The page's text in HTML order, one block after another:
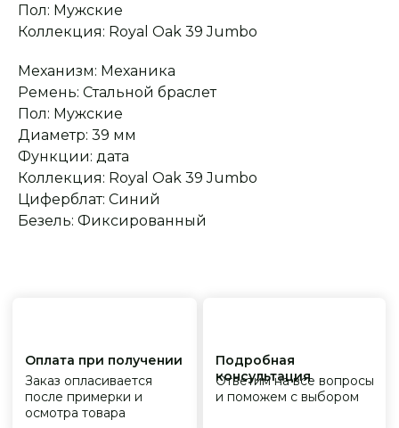
Пол: Мужские
Коллекция: Royal Oak 39 Jumbo
Механизм: Механика
Ремень: Стальной браслет
Пол: Мужские
Диаметр: 39 мм
Функции: дата
Коллекция: Royal Oak 39 Jumbo
Циферблат: Синий
Безель: Фиксированный
Сервисное
обслуживание
На все товары
гарантийные
обязательства
Превосходное исполнение
от ведущих и именитых
фабрик